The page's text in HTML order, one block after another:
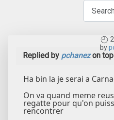
by
Replied by pchanezon
Ha bin la je serai a
On va quand meme
regatte pour qu'on
rencontrer